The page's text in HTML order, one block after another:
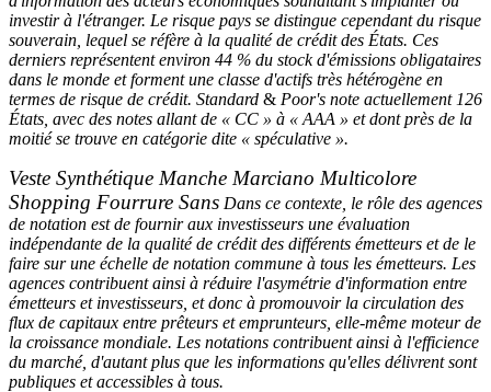
investir à l'étranger. Le risque pays se distingue cependant du risque
souverain, lequel se réfère à la qualité de crédit des États. Ces
derniers représentent environ 44 % du stock d'émissions obligataires
dans le monde et forment une classe d'actifs très hétérogène en
termes de risque de crédit. Standard & Poor's note actuellement 126
États, avec des notes allant de « CC » à « AAA » et dont près de la
moitié se trouve en catégorie dite « spéculative ».
Veste Synthétique Manche Marciano Multicolore
Shopping Fourrure Sans Dans ce contexte, le rôle des agences
de notation est de fournir aux investisseurs une évaluation
indépendante de la qualité de crédit des différents émetteurs et de le
faire sur une échelle de notation commune à tous les émetteurs. Les
agences contribuent ainsi à réduire l'asymétrie d'information entre
émetteurs et investisseurs, et donc à promouvoir la circulation des
flux de capitaux entre prêteurs et emprunteurs, elle-même moteur de
la croissance mondiale. Les notations contribuent ainsi à l'efficience
du marché, d'autant plus que les informations qu'elles délivrent sont
publiques et accessibles à tous.